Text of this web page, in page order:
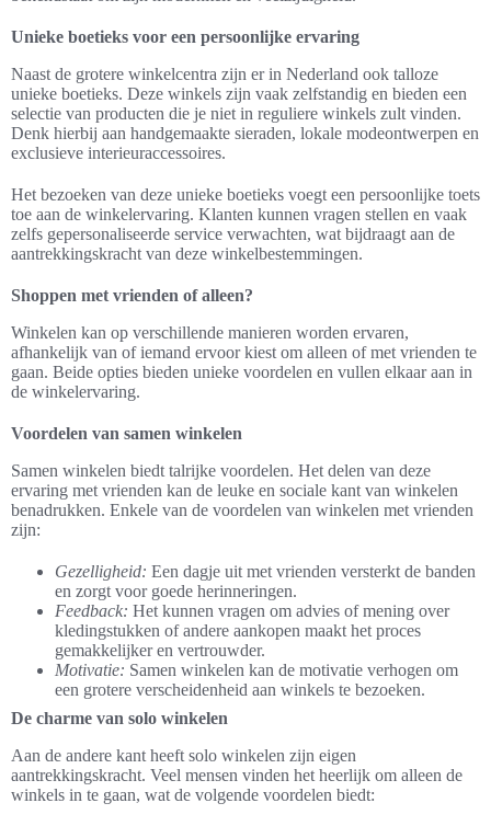
Unieke boetieks voor een persoonlijke ervaring
Naast de grotere winkelcentra zijn er in Nederland ook talloze
unieke boetieks. Deze winkels zijn vaak zelfstandig en bieden een
selectie van producten die je niet in reguliere winkels zult vinden.
Denk hierbij aan handgemaakte sieraden, lokale modeontwerpen en
exclusieve interieuraccessoires.
Het bezoeken van deze unieke boetieks voegt een persoonlijke toets
toe aan de winkelervaring. Klanten kunnen vragen stellen en vaak
zelfs gepersonaliseerde service verwachten, wat bijdraagt aan de
aantrekkingskracht van deze winkelbestemmingen.
Shoppen met vrienden of alleen?
Winkelen kan op verschillende manieren worden ervaren,
afhankelijk van of iemand ervoor kiest om alleen of met vrienden te
gaan. Beide opties bieden unieke voordelen en vullen elkaar aan in
de winkelervaring.
Voordelen van samen winkelen
Samen winkelen biedt talrijke voordelen. Het delen van deze
ervaring met vrienden kan de leuke en sociale kant van winkelen
benadrukken. Enkele van de voordelen van winkelen met vrienden
zijn:
Gezelligheid: Een dagje uit met vrienden versterkt de banden
en zorgt voor goede herinneringen.
Feedback: Het kunnen vragen om advies of mening over
kledingstukken of andere aankopen maakt het proces
gemakkelijker en vertrouwder.
Motivatie: Samen winkelen kan de motivatie verhogen om
een grotere verscheidenheid aan winkels te bezoeken.
De charme van solo winkelen
Aan de andere kant heeft solo winkelen zijn eigen
aantrekkingskracht. Veel mensen vinden het heerlijk om alleen de
winkels in te gaan, wat de volgende voordelen biedt: